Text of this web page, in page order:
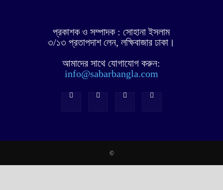
প্রকাশক ও সম্পাদক : সোহানা ইসলাম
৩/১৩ প্রতাপদাশ লেন, লক্ষিবাজার ঢাকা।
আমাদের সাথে যোগাযোগ করুন:
info@sabarbangla.com
©